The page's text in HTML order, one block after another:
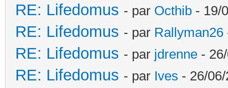
RE: Lifedomus - par Octhib - 19/
RE: Lifedomus - par Rallyman26
RE: Lifedomus - par jdrenne -
RE: Lifedomus - par Ives - 26/